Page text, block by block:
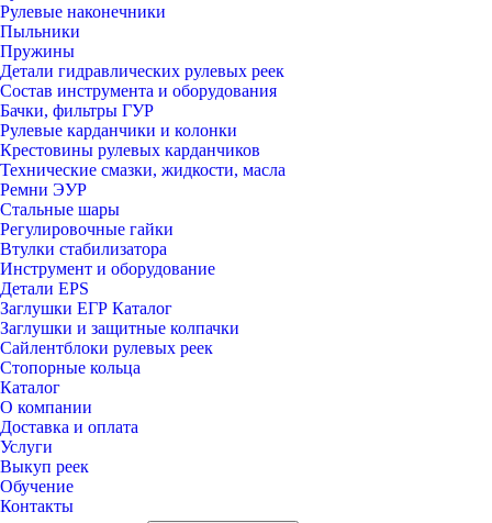
Рулевые наконечники
Пыльники
Пружины
Детали гидравлических рулевых реек
Состав инструмента и оборудования
Бачки, фильтры ГУР
Рулевые карданчики и колонки
Крестовины рулевых карданчиков
Технические смазки, жидкости, масла
Ремни ЭУР
Стальные шары
Регулировочные гайки
Втулки стабилизатора
Инструмент и оборудование
Детали EPS
Заглушки ЕГР Каталог
Заглушки и защитные колпачки
Сайлентблоки рулевых реек
Стопорные кольца
Каталог
О компании
Доставка и оплата
Услуги
Выкуп реек
Обучение
Контакты